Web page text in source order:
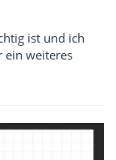
ist und ich
ein weiteres